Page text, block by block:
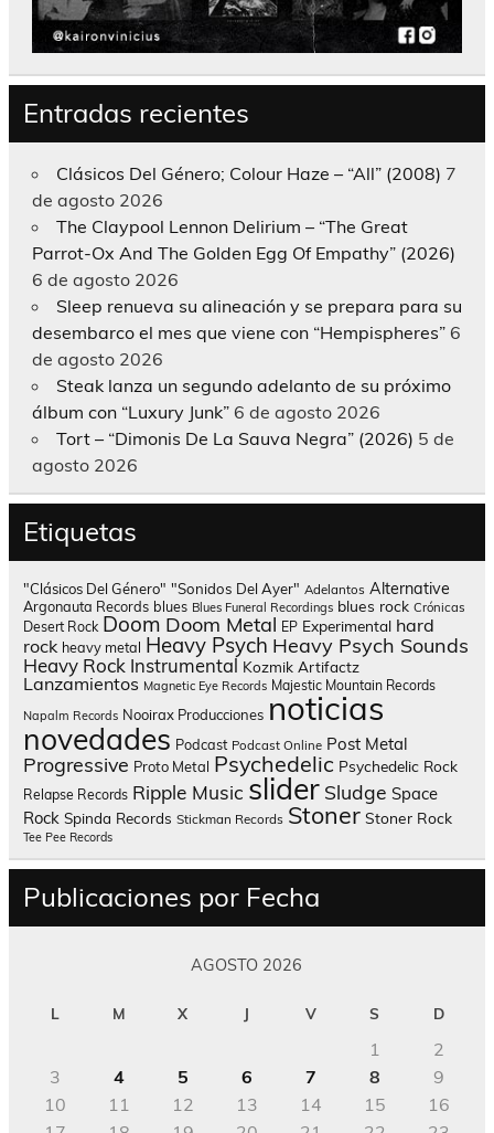
Entradas recientes
Clásicos Del Género; Colour Haze – “All” (2008) 7
de agosto 2026
The Claypool Lennon Delirium – “The Great
Parrot-Ox And The Golden Egg Of Empathy” (2026)
6 de agosto 2026
Sleep renueva su alineación y se prepara para su
desembarco el mes que viene con “Hempispheres” 6
de agosto 2026
Steak lanza un segundo adelanto de su próximo
álbum con “Luxury Junk” 6 de agosto 2026
Tort – “Dimonis De La Sauva Negra” (2026) 5 de
agosto 2026
Etiquetas
"Clásicos Del Género" "Sonidos Del Ayer" Adelantos Alternative
Argonauta Records blues Blues Funeral Recordings blues rock Crónicas
Desert Rock Doom Doom Metal EP Experimental hard
rock heavy metal Heavy Psych Heavy Psych Sounds
Heavy Rock Instrumental Kozmik Artifactz
Lanzamientos Magnetic Eye Records Majestic Mountain Records
Napalm Records Nooirax Producciones noticias
novedades Podcast Podcast Online Post Metal
Progressive Proto Metal Psychedelic Psychedelic Rock
Relapse Records Ripple Music slider Sludge Space
Rock Spinda Records Stickman Records Stoner Stoner Rock
Tee Pee Records
Publicaciones por Fecha
AGOSTO 2026
L M X J V S D
1
2
3
4 5 6 7 8
9
10
11 12 13 14 15
16